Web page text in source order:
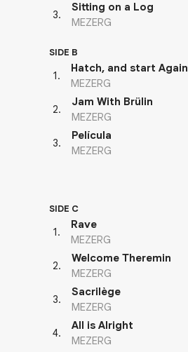
3.
Sitting on a Log
MEZERG
SIDE B
1.
Hatch, and start Again
MEZERG
2.
Jam With Brülin
MEZERG
3.
Película
MEZERG
SIDE C
1.
Rave
MEZERG
2.
Welcome Theremin
MEZERG
3.
Sacrilège
MEZERG
4.
All is Alright
MEZERG